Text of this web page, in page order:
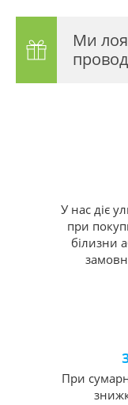
Ми
У нас діє
при
білизни
При